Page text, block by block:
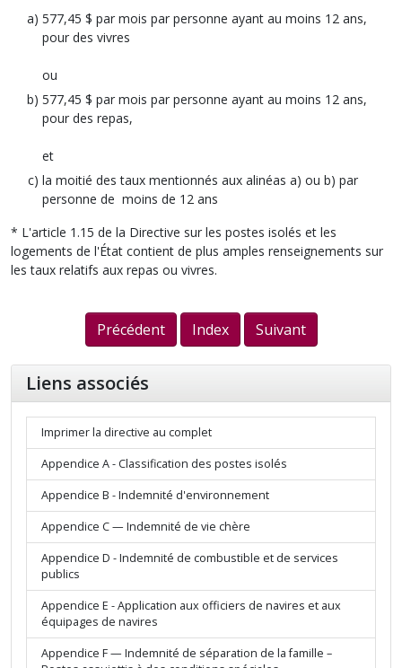
577,45 $ par mois par personne ayant au moins 12 ans,
pour des vivres
ou
577,45 $ par mois par personne ayant au moins 12 ans,
pour des repas,
et
la moitié des taux mentionnés aux alinéas a) ou b) par
personne de moins de 12 ans
* L'article 1.15 de la Directive sur les postes isolés et les
logements de l'État contient de plus amples renseignements sur
les taux relatifs aux repas ou vivres.
Précédent Index Suivant
Liens associés
Imprimer la directive au complet
Appendice A - Classification des postes isolés
Appendice B - Indemnité d'environnement
Appendice C — Indemnité de vie chère
Appendice D - Indemnité de combustible et de services
publics
Appendice E - Application aux officiers de navires et aux
équipages de navires
Appendice F — Indemnité de séparation de la famille –